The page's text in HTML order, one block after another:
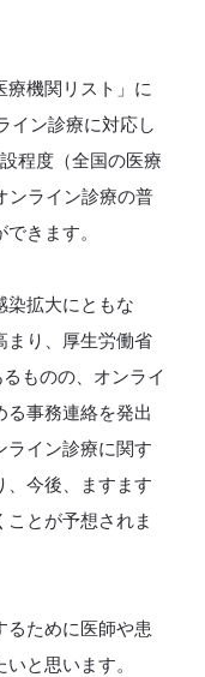
療機関リスト」に
イン診療に対応し
程度（全国の医療
ンライン診療の普
きます。
染拡大にともな
まり、厚生労働省
ものの、オンライ
る事務連絡を発出
ライン診療に関す
、今後、ますます
とが予想されま
るために医師や患
と思います。